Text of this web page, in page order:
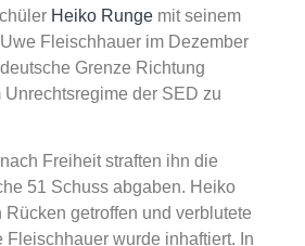
Heiko Runge mit seinem
Fleischhauer im Dezember
Grenze Richtung
der SED zu
Freiheit straften ihn die
51 Schuss abgaben. Heiko
getroffen und verblutete
Fleischhauer wurde inhaftiert. In